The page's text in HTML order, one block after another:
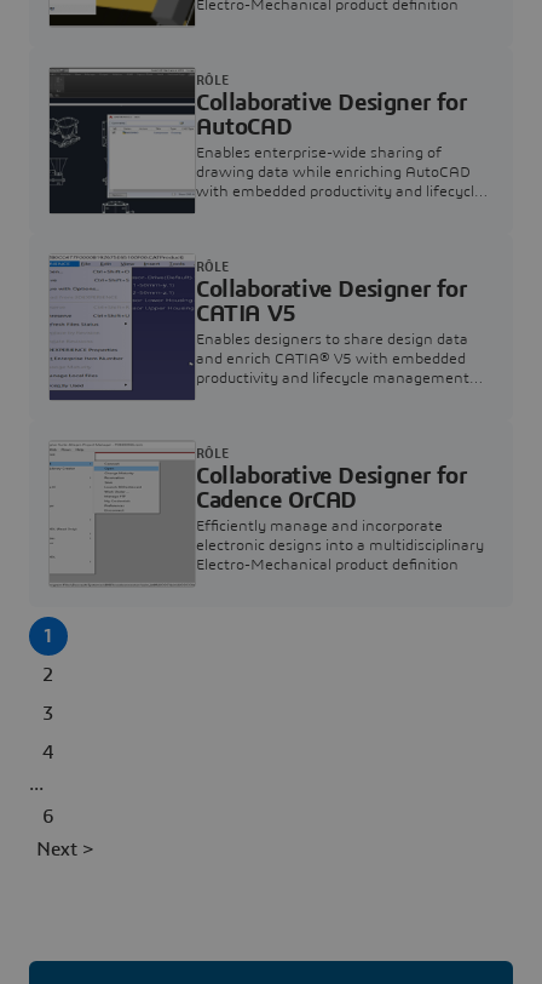
Electro-Mechanical product definition
Collaborative Designer for
AutoCAD
Enables enterprise-wide sharing of
drawing data while enriching AutoCAD
with embedded productivity and lifecycle
RÔLE
Collaborative Designer for
CATIA V5
Enables designers to share design data
and enrich CATIA® V5 with embedded
productivity and lifecycle management
RÔLE
Collaborative Designer for
Cadence OrCAD
Efficiently manage and incorporate
electronic designs into a multidisciplinary
Electro-Mechanical product definition
RÔLE
1
2
3
4
...
6
Next >